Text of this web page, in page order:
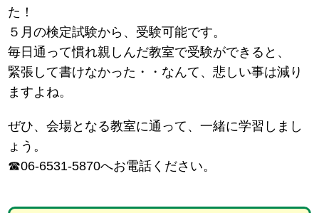
た！
５月の検定試験から、受験可能です。
毎日通って慣れ親しんだ教室で受験ができると、
緊張して書けなかった・・なんて、悲しい事は減り
ますよね。
ぜひ、会場となる教室に通って、一緒に学習しまし
ょう。
☎06-6531-5870へお電話ください。